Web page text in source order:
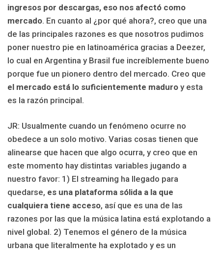
ingresos por descargas, eso nos afectó como
mercado. En cuanto al ¿por qué ahora?, creo que una
de las principales razones es que nosotros pudimos
poner nuestro pie en latinoamérica gracias a Deezer,
lo cual en Argentina y Brasil fue increíblemente bueno
porque fue un pionero dentro del mercado. Creo que
el mercado está lo suficientemente maduro y esta
es la razón principal.
JR: Usualmente cuando un fenómeno ocurre no
obedece a un solo motivo. Varias cosas tienen que
alinearse que hacen que algo ocurra, y creo que en
este momento hay distintas variables jugando a
nuestro favor: 1) El streaming ha llegado para
quedarse, es una plataforma sólida a la que
cualquiera tiene acceso, así que es una de las
razones por las que la música latina está explotando a
nivel global. 2) Tenemos el género de la música
urbana que literalmente ha explotado y es un